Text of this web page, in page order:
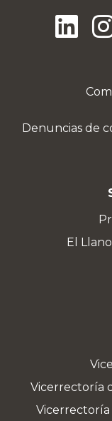
Denuncias de
El
Vicerrectoría
Vicerrectoría